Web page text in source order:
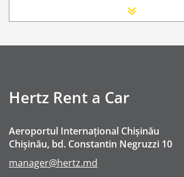
Scaun Nou-nascut
Buster Scaun Copil -Scaun
WI-FI 4G nelimitat
Serviciu premium de urgență
Taxa spalatorie
Go Chisinau Airport Shuttle
Hertz Rent a Car
Aeroportul Internațional Chișinău
Chișinău, bd. Constantin Negruzzi 10
manager@hertz.md